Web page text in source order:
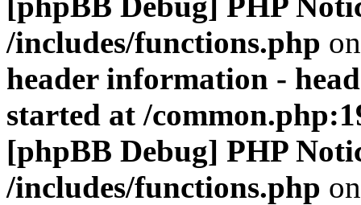
/includes/functions.php
header information -
started at /
[phpBB Debug] PHP
/includes/functions.php